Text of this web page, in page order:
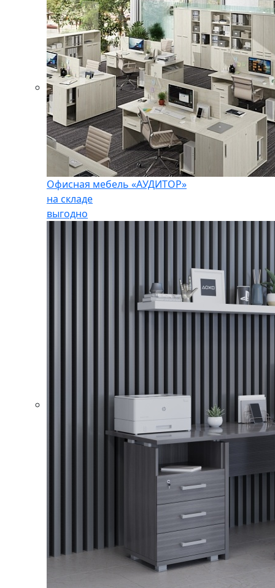
Офисная мебель «АУДИТОР»
на складе
выгодно